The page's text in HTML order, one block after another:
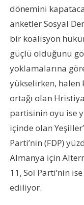
dönemini
anketler Sosyal
bir koalisyon
güçlü olduğunu
yoklamalarına
yükselirken,
ortağı olan
partisinin oyu ise
içinde olan
Parti’nin (FDP)
Almanya için
11, Sol Parti’nin
ediliyor.